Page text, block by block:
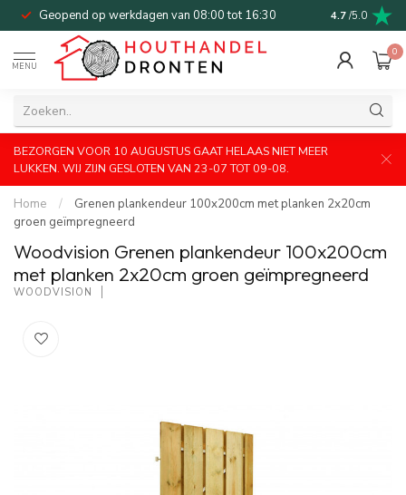
Geopend op werkdagen van 08:00 tot 16:30 Bel of mail
4.7 /5.0
MENU
0
BEZORGEN VOOR 10 AUGUSTUS GAAT HELAAS NIET MEER
LUKKEN. WIJ ZIJN GESLOTEN VAN 23-07 TOT 09-08.
Home /
Grenen plankendeur 100x200cm met planken 2x20cm
groen geïmpregneerd
Woodvision Grenen plankendeur 100x200cm
met planken 2x20cm groen geïmpregneerd
WOODVISION